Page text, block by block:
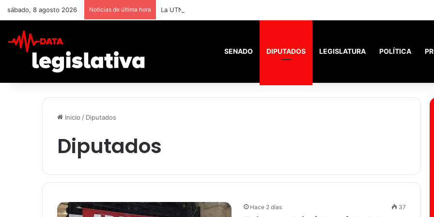
sábado, 8 agosto 2026 Noticias de última hora La UTN BA capacitó a más de 1000 adultos mayores.
SENADO DIPUTADOS LEGISLATURA POLÍTICA
Inicio / Diputados
Diputados
Hace 2 días 37